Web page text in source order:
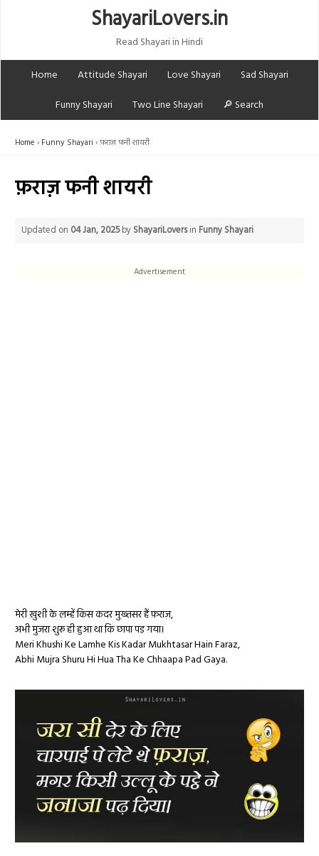
ShayariLovers.in
Read Shayari in Hindi
Home
Attitude Shayari Love Shayari
Sad Shayari
Funny Shayari
Two Line Shayari 🔎 Search
Home Funny Shayari फ़राज़ फनी शायरी
फ़राज़ फनी शायरी
Updated on 04 Jan, 2025by ShayariLoversin Funny Shayari
Advertisement
मेरी ख़ुशी के लम्हें किस कदर मुख़्तसर हैं फ़राज़,
अभी मुजरा शुरू ही हुआ था कि छापा पड़ गया।
Meri Khushi Ke Lamhe Kis Kadar Mukhtasar Hain Faraz,
Abhi Mujra Shuru Hi Hua Tha Ke Chhaapa Pad Gaya.